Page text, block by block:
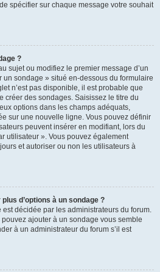
spécifier sur chaque message votre souhait
?
sujet ou modifiez le premier message d’un
un sondage » situé en-dessous du formulaire
n’est pas disponible, il est probable que
créer des sondages. Saisissez le titre du
options dans les champs adéquats,
sur une nouvelle ligne. Vous pouvez définir
peuvent insérer en modifiant, lors du
utilisateur ». Vous pouvez également
et autoriser ou non les utilisateurs à
d’options à un sondage ?
est décidée par les administrateurs du forum.
ajouter à un sondage vous semble
à un administrateur du forum s’il est